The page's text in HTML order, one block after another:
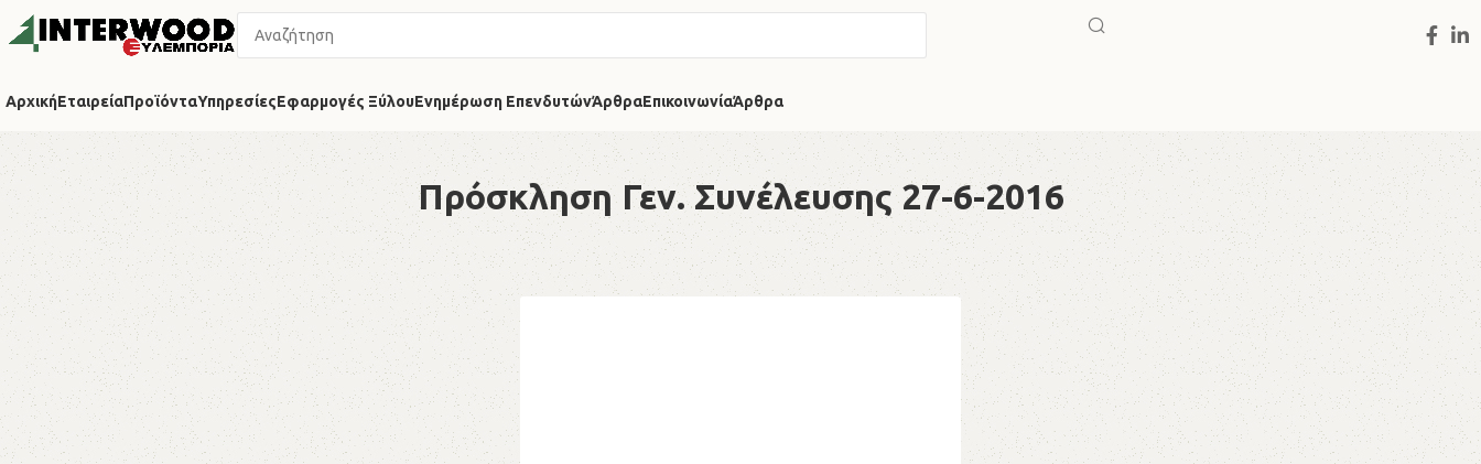
ΑρχικήΕταιρείαΠροϊόνταΥπηρεσίεςΕφαρμογές ΞύλουΕνημέρωση ΕπενδυτώνΆρθραΕπικοινωνίαΆρθρα
Πρόσκληση Γεν. Συνέλευσης 27-6-2016